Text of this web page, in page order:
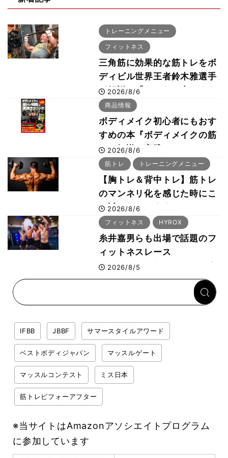
トレーニングメニュー
フィットネス
三角筋に効果的な筋トレをボ
ディビル世界王者鈴木雅選手
が解説！「なかなか大きくな
らない肩の鍛え方」前編
2026/8/6
商品情報
ボディメイク初心者にもおす
すめの本『ボディメイクの筋
トレ知識と実践テクニック』
2026/8/6
筋トレ トレーニングメニュー
【胸トレ＆背中トレ】筋トレ
のマンネリ化を感じた時にこ
そ試したいおすすめメニュー
「拮抗筋スーパーセット法」
2026/8/6
フィットネス HYROX
糸井嘉男らも出場で話題のフ
ィットネスレース
HYROX（ハイロックス）が
幕張メッセで8月6日から開
幕 約1万2,000人が集結
2026/8/5
IFBB JBBF サマースタイルアワード
ベストボディジャパン マッスルゲート
マッスルコンテスト ミス日本
筋トレビフォーアフター
※当サイトはAmazonアソシエイトプログラム
に参加しています